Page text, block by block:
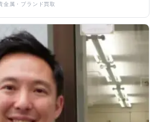
金属・ブランド買取